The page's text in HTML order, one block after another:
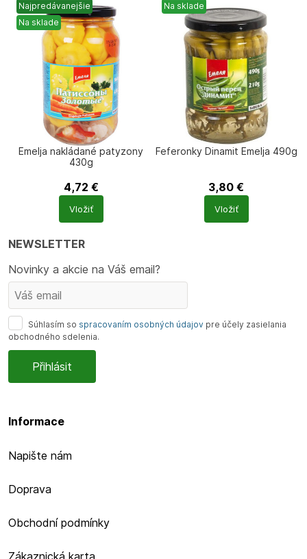
Najpredávanejšie
Na sklade
Emelja nakládané patyzony
430g
4,72 €
Počet
produktů
Vložiť
Na sklade
Feferonky Dinamit Emelja 490g
3,80 €
Počet
produktů
Vložiť
NEWSLETTER
Novinky a akcie na Váš email?
Súhlasím so spracovaním osobných údajov pre účely zasielania
obchodného sdelenia.
Informace
Napište nám
Doprava
Obchodní podmínky
Zákaznická karta